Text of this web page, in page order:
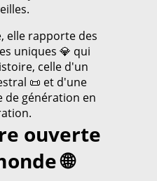
elle rapporte des
uniques 💎 qui
celle d'un
📜 et d'une
de génération en
ouverte
🌐